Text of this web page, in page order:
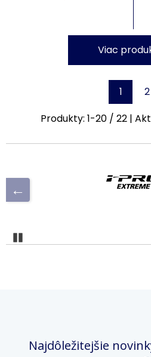
Viac
1
2
Produkty: 1-20/ 22|
Najdôležitejšie